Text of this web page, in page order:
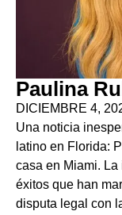
Paulina
DICIEMBRE 4,
Una noticia
latino en Florida:
casa en Miami.
éxitos que han
disputa legal con